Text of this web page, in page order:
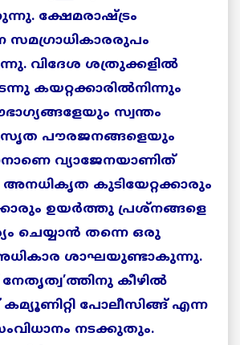
ക്ഷേമരാഷ്ട്രം
സമഗ്രാധികാരരുപം
വിദേശ ശത്രുക്കളില്‍
കയറ്റക്കാരില്‍നിന്നും
സ്വന്തം
പൗരജനങ്ങളെയും
വ്യാജേനയാണിത്
കുടിയേറ്റക്കാരും
ഉയര്‍ത്തു പ്രശ്‌നങ്ങളെ
ചെയ്യാന്‍ തന്നെ ഒരു
ശാഘയുണ്ടാകുന്നു.
കീഴില്‍
പോലീസിങ്ങ് എന്ന
നടക്കുതും.